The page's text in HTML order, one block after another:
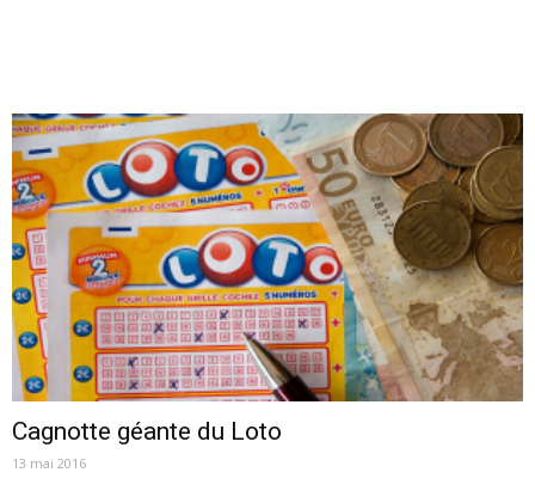
Cagnotte géante du Loto
13 mai 2016